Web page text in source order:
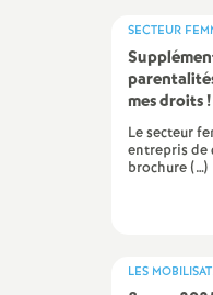
SECTEUR
mes droits!
Le secteur
entrepris de
brochure (…)
LES